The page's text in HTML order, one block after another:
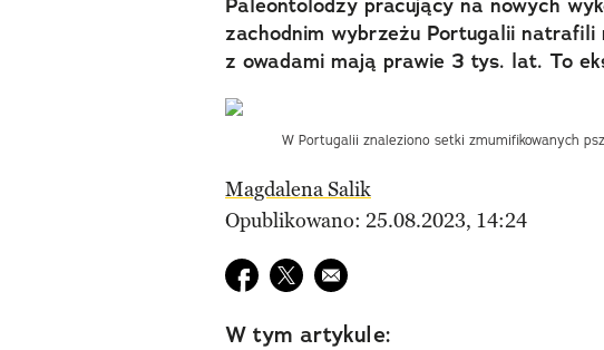
Paleontolodzy pracujący na nowych
zachodnim wybrzeżu Portugalii natrafili
z owadami mają prawie 3 tys. lat. To
W Portugalii znaleziono setki zmumifikowanych
Magdalena Salik
Opublikowano: 25.08.2023, 14:24
Udostępnij na facebook
Udostępnij na twitter
E-mail do przyjaciela
W tym artykule: